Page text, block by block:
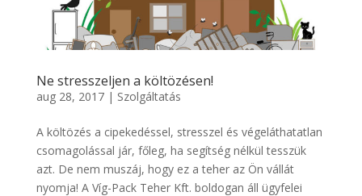
Ne stresszeljen a költözésen!
aug 28, 2017| Szolgáltatás
A költözés a cipekedéssel, stresszel és végeláthatatlan
csomagolással jár, főleg, ha segítség nélkül tesszük
azt. De nem muszáj, hogy ez a teher az Ön vállát
nyomja! A Víg-Pack Teher Kft. boldogan áll ügyfelei